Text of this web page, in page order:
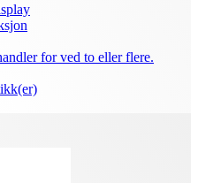
for ved to eller flere.